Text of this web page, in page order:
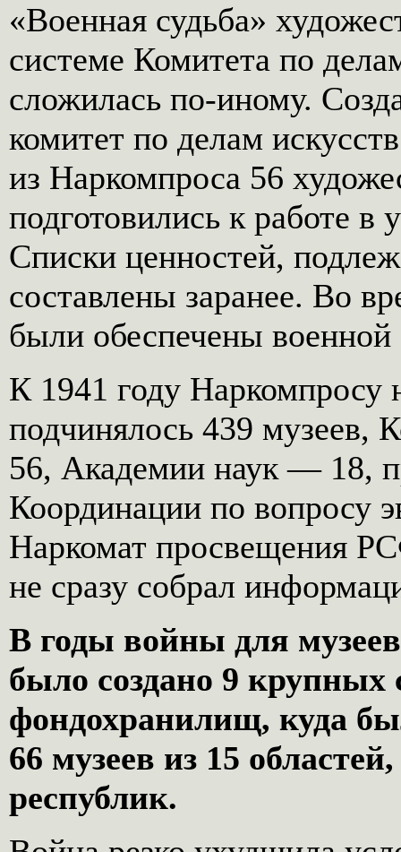
«Военная судьба»
системе Комитета по
сложилась по-иному.
комитет по делам
из Наркомпроса 56
подготовились к работе в
Списки ценностей,
составлены заранее. Во
были обеспечены военной
К 1941 году Наркомпросу
подчинялось 439 музеев,
56, Академии наук — 18,
Координации по вопросу
Наркомат просвещения
не сразу собрал
В годы войны для
было создано 9
фондохранилищ, куда
66 музеев из 15
республик.